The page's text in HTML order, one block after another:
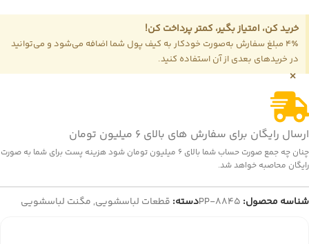
خرید کن، امتیاز بگیر، کمتر پرداخت کن!
4٪ مبلغ سفارش به‌صورت خودکار به کیف پول شما اضافه می‌شود و می‌توانید
در خریدهای بعدی از آن استفاده کنید.
×
ارسال رایگان برای سفارش های بالای 6 میلیون تومان
چنان چه جمع صورت حساب شما بالای 6 میلیون تومان شود هزینه پست برای شما به صورت
رایگان محاصبه خواهد شد.
شناسه محصول: PP-8845دسته: قطعات لباسشویی, مگنت لباسشویی